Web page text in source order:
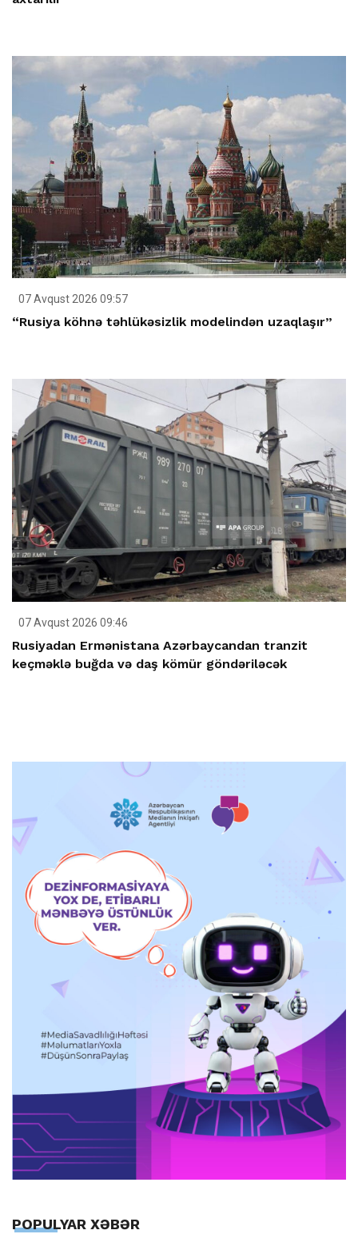
07 Avqust 2026 09:57
“Rusiya köhnə təhlükəsizlik modelindən uzaqlaşır”
07 Avqust 2026 09:46
Rusiyadan Ermənistana Azərbaycandan tranzit
keçməklə buğda və daş kömür göndəriləcək
POPULYAR XƏBƏR